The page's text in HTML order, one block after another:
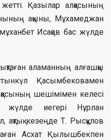
Қазылар алқасының
ақыны, Мұхамеджан
Исақов бас жүлде
аламанның алғашқы
Қасымбековамен
шешімімен келесі
жүлде иегері Нұрлан
кезеңде Т. Рысқұлов
Асхат Қылышбекпен